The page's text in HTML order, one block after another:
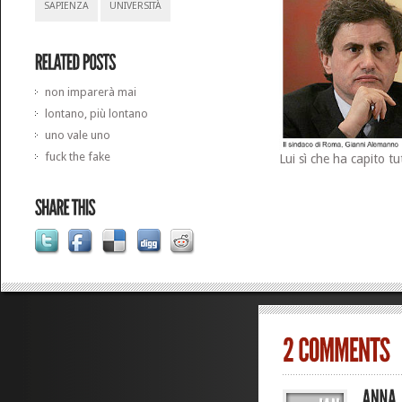
SAPIENZA UNIVERSITÀ
non imparerà mai
lontano, più lontano
uno vale uno
fuck the fake
Lui sì che ha capito